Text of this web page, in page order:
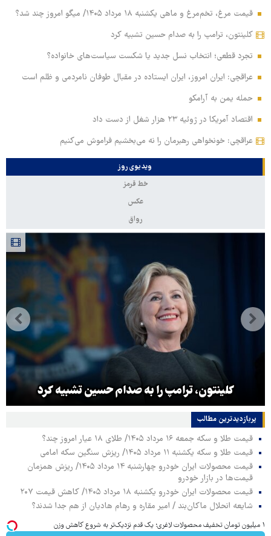
قیمت مرغ، تخم‌مرغ و ماهی یکشنبه ۱۸ مرداد ۱۴۰۵/ میگو امروز چند شد؟
کلینتون، ترامپ را به صدام حسین تشبیه کرد
تجرد قطعی؛ انتخاب نسل جدید یا شکست سیاست‌های خانواده؟
عراقچی: ایران امروز، ایران ایستاده در مقبال طوفان نامردمی و ظلم است
حمله یمن به آرامکو
اقتصاد آمریکا در ژوئیه ۲۳ هزار شغل از دست داد
عراقچی: خونخواهی رهبرمان را نه می‌بخشیم فراموش می‌کنیم
ویدیوی روز
خط قرمز
عکس
رواق
کلینتون، ترامپ را به صدام حسین تشبیه کرد
پربازدیدترین‌ مطالب
قیمت طلا و سکه جمعه ۱۶ مرداد ۱۴۰۵/ طلای ۱۸ عیار امروز چند؟
قیمت طلا و سکه یکشنبه ۱۱ مرداد ۱۴۰۵/ ریزش سنگین سکه امامی
قیمت محصولات ایران خودرو چهارشنبه ۱۴ مرداد ۱۴۰۵/ ریزش همزمان
قیمت‌ها در بازار خودرو
قیمت محصولات ایران خودرو یکشنبه ۱۸ مرداد ۱۴۰۵/ کاهش قیمت ۲۰۷
شایعه انحلال ماکان‌بند / امیر مقاره و رهام هادیان از هم جدا شدند؟
۱ میلیون تومان تخفیف محصولات لاغری؛ یک قدم نزدیک‌تر به شروع کاهش وزن